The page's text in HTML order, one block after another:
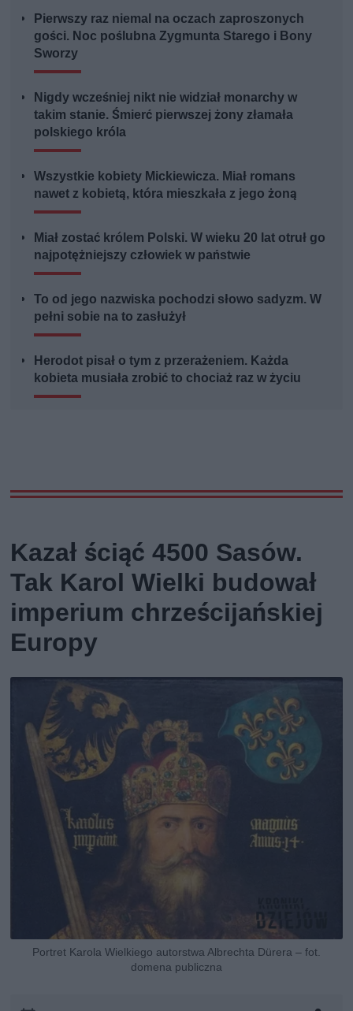
Pierwszy raz niemal na oczach zaproszonych
gości. Noc poślubna Zygmunta Starego i Bony
Sworzy
Nigdy wcześniej nikt nie widział monarchy w
takim stanie. Śmierć pierwszej żony złamała
polskiego króla
Wszystkie kobiety Mickiewicza. Miał romans
nawet z kobietą, która mieszkała z jego żoną
Miał zostać królem Polski. W wieku 20 lat otruł go
najpotężniejszy człowiek w państwie
To od jego nazwiska pochodzi słowo sadyzm. W
pełni sobie na to zasłużył
Herodot pisał o tym z przerażeniem. Każda
kobieta musiała zrobić to chociaż raz w życiu
Kazał ściąć 4500 Sasów.
Tak Karol Wielki budował
imperium chrześcijańskiej
Europy
Portret Karola Wielkiego autorstwa Albrechta Dürera – fot.
domena publiczna